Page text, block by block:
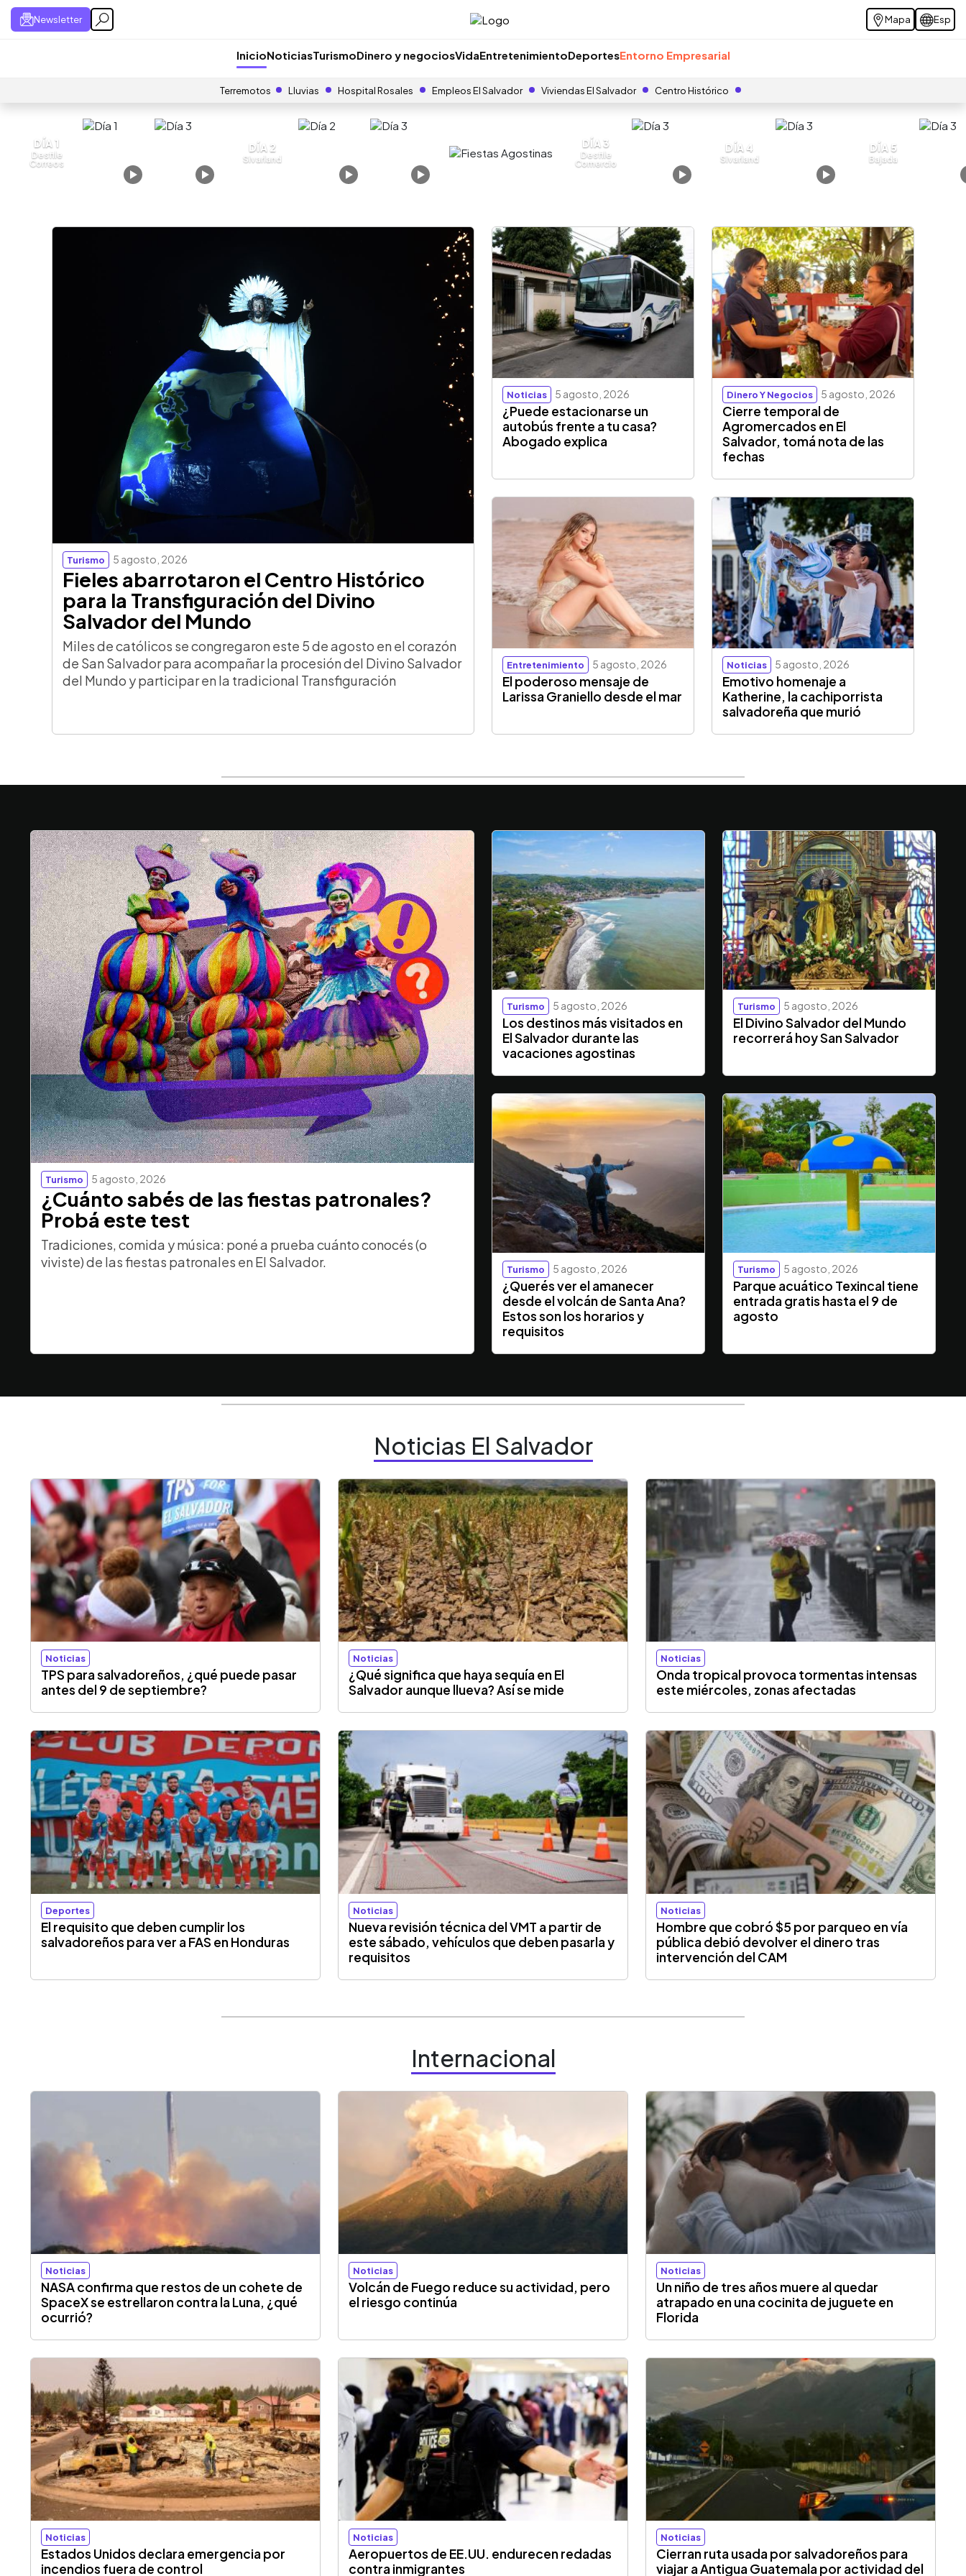
Newsletter Mapa Esp
InicioNoticiasTurismoDinero y negociosVidaEntretenimientoDeportesEntorno Empresarial
Terremotos Lluvias Hospital Rosales Empleos El Salvador Viviendas El Salvador Centro Histórico
DÍA 1
Desfile
Correos
DÍA 2
Sivarland
DÍA 3
Desfile
Comercio
DÍA 4
Sivarland
DÍA 5
Bajada
Turismo 5 agosto, 2026
Fieles abarrotaron el Centro Histórico
para la Transfiguración del Divino
Salvador del Mundo
Miles de católicos se congregaron este 5 de agosto en el corazón
de San Salvador para acompañar la procesión del Divino Salvador
del Mundo y participar en la tradicional Transfiguración
Noticias 5 agosto, 2026
¿Puede estacionarse un
autobús frente a tu casa?
Abogado explica
Dinero Y Negocios 5 agosto, 2026
Cierre temporal de
Agromercados en El
Salvador, tomá nota de las
fechas
Entretenimiento 5 agosto, 2026
El poderoso mensaje de
Larissa Graniello desde el mar
Noticias 5 agosto, 2026
Emotivo homenaje a
Katherine, la cachiporrista
salvadoreña que murió
Turismo 5 agosto, 2026
¿Cuánto sabés de las fiestas patronales?
Probá este test
Tradiciones, comida y música: poné a prueba cuánto conocés (o
viviste) de las fiestas patronales en El Salvador.
Turismo 5 agosto, 2026
Los destinos más visitados en
El Salvador durante las
vacaciones agostinas
Turismo 5 agosto, 2026
El Divino Salvador del Mundo
recorrerá hoy San Salvador
Turismo 5 agosto, 2026
¿Querés ver el amanecer
desde el volcán de Santa Ana?
Estos son los horarios y
requisitos
Turismo 5 agosto, 2026
Parque acuático Texincal tiene
entrada gratis hasta el 9 de
agosto
Noticias El Salvador
Noticias
TPS para salvadoreños, ¿qué puede pasar
antes del 9 de septiembre?
Noticias
¿Qué significa que haya sequía en El
Salvador aunque llueva? Así se mide
Noticias
Onda tropical provoca tormentas intensas
este miércoles, zonas afectadas
Deportes
El requisito que deben cumplir los
salvadoreños para ver a FAS en Honduras
Noticias
Nueva revisión técnica del VMT a partir de
este sábado, vehículos que deben pasarla y
requisitos
Noticias
Hombre que cobró $5 por parqueo en vía
pública debió devolver el dinero tras
intervención del CAM
Internacional
Noticias
NASA confirma que restos de un cohete de
SpaceX se estrellaron contra la Luna, ¿qué
ocurrió?
Noticias
Volcán de Fuego reduce su actividad, pero
el riesgo continúa
Noticias
Un niño de tres años muere al quedar
atrapado en una cocinita de juguete en
Florida
Noticias
Estados Unidos declara emergencia por
incendios fuera de control
Noticias
Aeropuertos de EE.UU. endurecen redadas
contra inmigrantes
Noticias
Cierran ruta usada por salvadoreños para
viajar a Antigua Guatemala por actividad del